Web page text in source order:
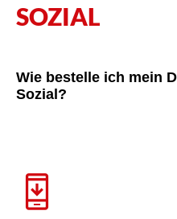
SOZIAL
Wie bestelle ich mein
Sozial?
app_promo